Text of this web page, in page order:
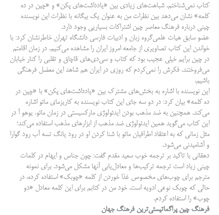
کتاب نمی‌شناختم. شباهت‌های زیادی بین «یادداشت‌های پکن» و «چین در ده
کلمه» نشان می‌دهد بین نظرات من به عنوان یک بیگانه با نظرات این نویسنده
چینی درباره فرهنگ معاصر چین اشتراکات بسیاریی وجود دارد.
عضو سابق هیات علمی‌گروه زبان و ادبیات فارسی دانشگاه تهران خاطرنشان کرد: با
خواندن این کتاب تصاویری از جامعه امروز ایران را مشاهده می‌کنیم. در زمان اقامتم
در چین برایم خیلی عجیب بود که کتاب و سی‌دی‌های قاچاق و تقلبی را کنار خیابان
می‌فروختند. فکرش را نمی‌کردم که روزی در ایران هم شاهد این معضل فرهنگی
باشیم.
این نویسنده با اشاره به بخش‌های مشترک بین «یادداشت‌های پکن» با «چین در
ده کلمه» بیان کرد: در دو سه جای این کتاب نویسنده به کاریزمای مائو اشاره
می‌کند. همچنین به ضد مذهب بودن ایدئولوژی مارکسیستی در زمان مائو. یوهو آ در
این کتاب می‌گوید همین ایدئولوژی ضد مذهب از ابزارهای مذهب استفاده می‌کند؛
مثل زمانی که به اعتقاد اطرافیان مائو با شنا کردن او در رود یانگ تسه آب رود گوارا
و آشامیدنی می‌شود.
دهقانی با تاکید بر ترجمه خوب سعید مقدم گفت: چون جناس و ایهام در کلمات
چینی زیاد است ترجمه ترکیب‌ها و معادل‌یابی آنها مشکل می‌شود. برای نمونه
مترجم برای چوب‌های مخصوص غذا خوردن از کلمه «چوبک» استفاده کرده، در
حالی که چوبک نوعی ادویه است. خود من در کتابم برای این کلمه معادل «دو
چوب» را استفاده کردم.
فرهنگ چین پراگماتیستی‌ترین فرهنگ جهان